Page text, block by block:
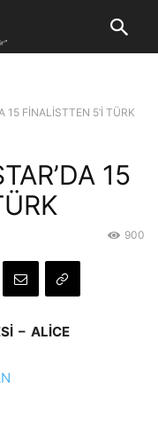
15 FİNALİSTTEN 5’İ TÜRK
15
900
– ALİCE